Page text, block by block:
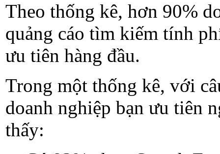
Theo thống kê, hơn 90%
quảng cáo tìm kiếm tính
ưu tiên hàng đầu.
Trong một thống kê, với
doanh nghiệp bạn ưu tiên
thấy: